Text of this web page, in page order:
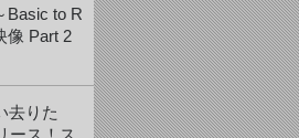
Basic to R
像 Part 2
去りた